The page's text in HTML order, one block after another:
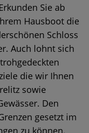
Sie ab
Hausboot die
Schloss
Auch lohnt sich
die wir Ihnen
sowie
Den
gesetzt im
zu können.